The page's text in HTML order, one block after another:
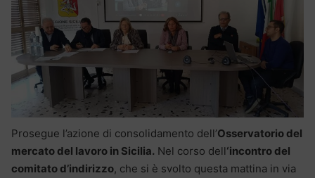
Prosegue l’azione di consolidamento dell’Osservatorio del
mercato del lavoro in Sicilia. Nel corso dell‘incontro del
comitato d’indirizzo, che si è svolto questa mattina in via